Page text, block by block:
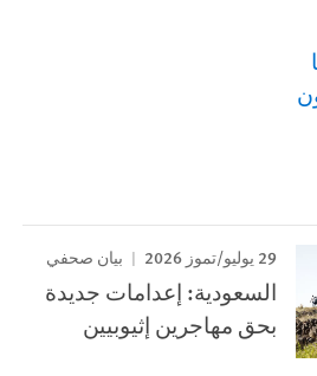
29 يوليو/تموز 2026 بيان صحفي
السعودية: إعدامات جديدة
بحق مهاجرين إثيوبيين